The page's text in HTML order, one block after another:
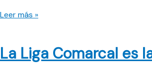
Dos
«Poli»
Leer más »
La Liga Comarcal es